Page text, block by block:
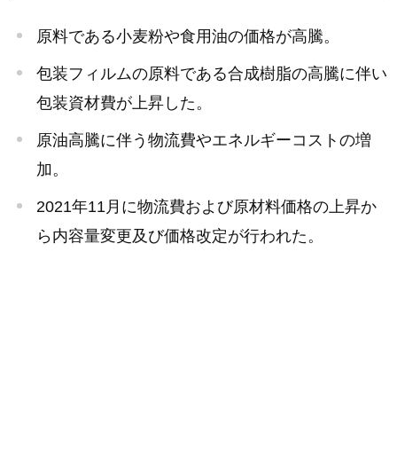
原料である小麦粉や食用油の価格が高騰。
包装フィルムの原料である合成樹脂の高騰に伴い
包装資材費が上昇した。
原油高騰に伴う物流費やエネルギーコストの増
加。
2021年11月に物流費および原材料価格の上昇か
ら内容量変更及び価格改定が行われた。